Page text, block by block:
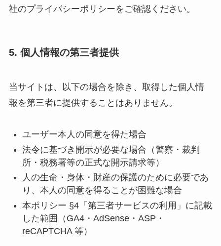
社のプライバシーポリシーをご確認ください。
5. 個人情報の第三者提供
当サイトは、以下の場合を除き、取得した個人情
報を第三者に提供することはありません。
ユーザー本人の同意を得た場合
法令に基づき開示が必要な場合（警察・裁判
所・税務署等の正式な開示請求等）
人の生命・身体・財産の保護のために必要であ
り、本人の同意を得ることが困難な場合
本ポリシー §4「第三者サービスの利用」に記載
した範囲（GA4・AdSense・ASP・
reCAPTCHA 等）